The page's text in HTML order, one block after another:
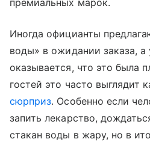
премиальных марок.
Иногда официанты
воды» в ожидании заказа, а
оказывается, что это была
гостей это часто выглядит
сюрприз. Особенно если
запить лекарство,
стакан воды в жару, но в